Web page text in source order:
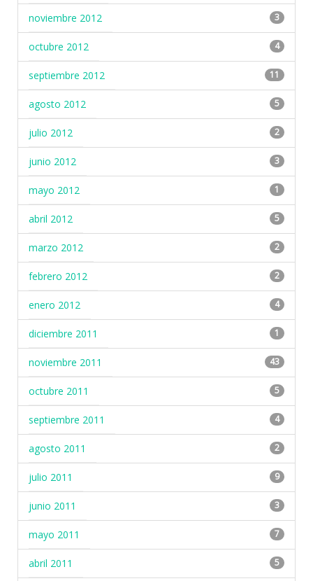
noviembre 2012 3
octubre 2012 4
septiembre 2012 11
agosto 2012 5
julio 2012 2
junio 2012 3
mayo 2012 1
abril 2012 5
marzo 2012 2
febrero 2012 2
enero 2012 4
diciembre 2011 1
noviembre 2011 43
octubre 2011 5
septiembre 2011 4
agosto 2011 2
julio 2011 9
junio 2011 3
mayo 2011 7
abril 2011 5